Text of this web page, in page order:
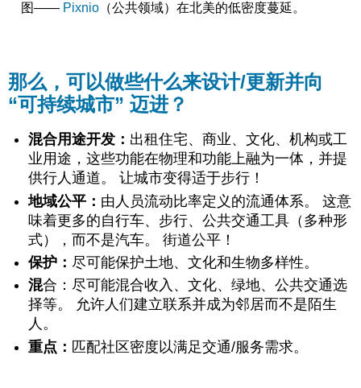
图—— Pixnio（公共领域）在北美的低密度蔓延。
那么，可以做些什么来设计/更新并向
“可持续城市” 迈进？
混合用途开发： 出租住宅、商业、文化、机构或工
业用途，这些功能在物理和功能上融为一体，并提
供行人通道。 让城市变得适于步行！
地域公平： 由人员流动比率定义的流通体系。 这意
味着更多的自行车、步行、公共交通工具（多种形
式），而不是汽车。 街道公平！
保护：尽可能保护土地、文化和生物多样性。
混合：尽可能混合收入、文化、绿地、公共交通选
择等。 允许人们建立联系并成为邻居而不是陌生
人。
重点： 匹配社区密度以满足交通/服务需求。